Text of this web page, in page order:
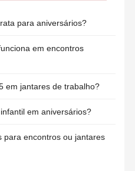
para aniversários?
em encontros
em jantares de trabalho?
em aniversários?
para encontros ou jantares